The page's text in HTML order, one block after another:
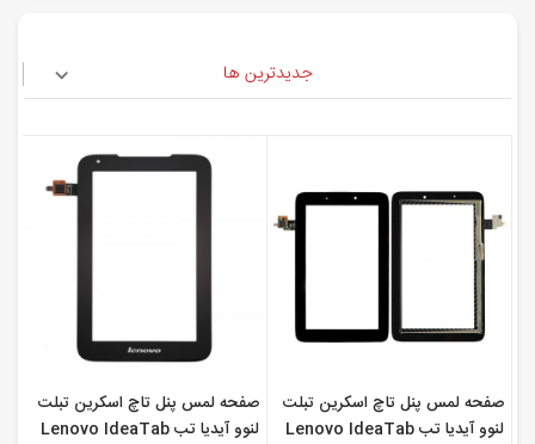
جدیدترین ها
صفحه لمس پنل تاچ اسکرین تبلت
لنوو آیدیا تب Lenovo IdeaTab
صفحه لمس پنل تاچ اسکرین تبلت
لنوو آیدیا تب Lenovo IdeaTab